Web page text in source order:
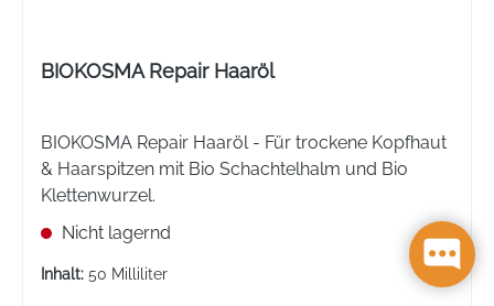
BIOKOSMA Repair Haaröl
BIOKOSMA Repair Haaröl - Für trockene Kopfhaut
& Haarspitzen mit Bio Schachtelhalm und Bio
Klettenwurzel.
Nicht lagernd
Inhalt: 50 Milliliter